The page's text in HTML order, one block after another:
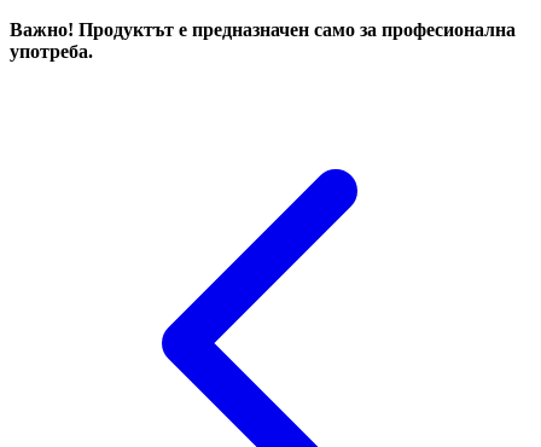
Важно! Продуктът е предназначен само за професионална
употреба.